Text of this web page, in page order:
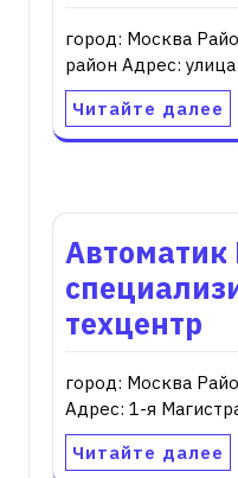
город: Москва
район Адрес:
Читайте далее
Автоматик
техцентр
город: Москва
Адрес: 1-я
Читайте далее